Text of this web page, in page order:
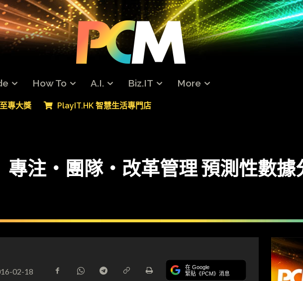
How To A.I. Biz.IT More
專大獎 PlayIT.HK 智慧生活專門店
專注‧團隊‧改革管理 預測性數據
02-18 在 Google
緊貼《PCM》消息